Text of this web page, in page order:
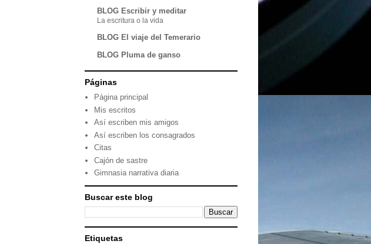
BLOG Escribir y meditar
La escritura o la vida
BLOG El viaje del Temerario
BLOG Pluma de ganso
Páginas
Página principal
Mis escritos
Así escriben mis amigos
Así escriben los consagrados
Citas
Cajón de sastre
Gimnasia narrativa diaria
Buscar este blog
Etiquetas